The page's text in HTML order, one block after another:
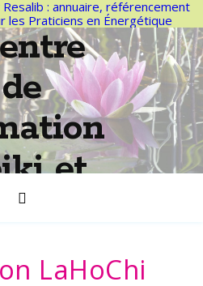
: annuaire, référencement
Praticiens en Énergétique
LaHoChi